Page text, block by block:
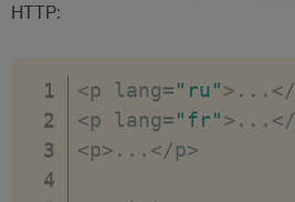
HTTP:
<p lang="ru"> ... </
<p lang="fr"> ... </
<p> ... </p>